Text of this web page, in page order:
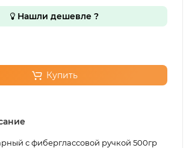
Нашли дешевле ?
Купить
с фиберглассовой ручкой 500гр